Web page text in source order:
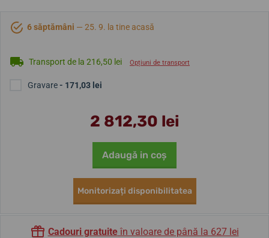
6 săptămâni — 25. 9. la tine acasă
Transport de la 216,50 lei Opțiuni de transport
Gravare- 171,03 lei
2 812,30 lei
Adaugă in coş
Monitorizați disponibilitatea
Cadouri gratuiteîn valoare de până la 627 lei